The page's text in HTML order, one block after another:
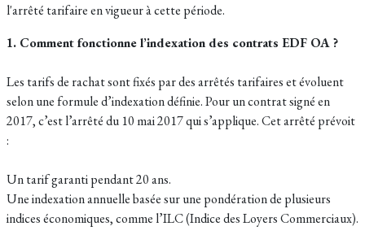
l'arrêté tarifaire en vigueur à cette période.
1. Comment fonctionne l’indexation des contrats EDF OA ?
Les tarifs de rachat sont fixés par des arrêtés tarifaires et évoluent
selon une formule d’indexation définie. Pour un contrat signé en
2017, c’est l’arrêté du 10 mai 2017 qui s’applique. Cet arrêté prévoit
:
Un tarif garanti pendant 20 ans.
Une indexation annuelle basée sur une pondération de plusieurs
indices économiques, comme l’ILC (Indice des Loyers Commerciaux).